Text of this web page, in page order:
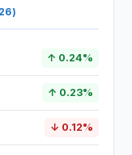
↑ 0.24%
↑ 0.23%
↓ 0.12%